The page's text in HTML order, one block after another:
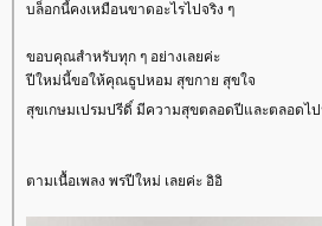
บล็อกนี้คงเหมือนขาดอะไรไปจริง ๆ
ขอบคุณสำหรับทุก ๆ อย่างเลยค่ะ
ปีใหม่นี้ขอให้คุณธูปหอม สุขกาย สุขใจ
สุขเกษมเปรมปรีดิ์ มีความสุขตลอดปีและตลอดไ
ตามเนื้อเพลง พรปีใหม่ เลยค่ะ อิอิ